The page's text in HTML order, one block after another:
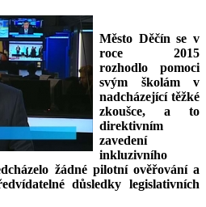
Město Děčín se v
roce 2015
rozhodlo pomoci
svým školám v
nadcházející těžké
zkoušce, a to
direktivním
zavedení
inkluzivního
žádné pilotní ověřování a
důsledky legislativních